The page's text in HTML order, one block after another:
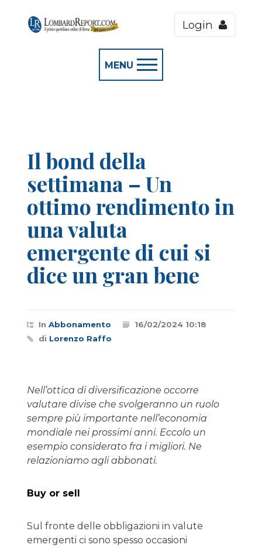
Login
MENU
Il bond della
settimana – Un
ottimo rendimento in
una valuta
emergente di cui si
dice un gran bene
In Abbonamento
16/02/2024 10:18
di Lorenzo Raffo
Nell’ottica di diversificazione occorre
valutare divise che svolgeranno un ruolo
sempre più importante nell’economia
mondiale nei prossimi anni. Eccolo un
esempio considerato fra i migliori. Ne
relazioniamo agli abbonati.
Buy or sell
Sul fronte delle obbligazioni in valute
emergenti ci sono spesso occasioni